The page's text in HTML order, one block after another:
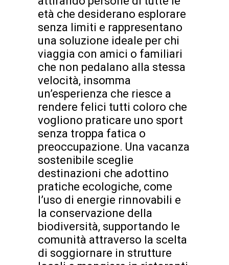
età che desiderano esplorare
senza limiti e rappresentano
una soluzione ideale per chi
viaggia con amici o familiari
che non pedalano alla stessa
velocità, insomma
un’esperienza che riesce a
rendere felici tutti coloro che
vogliono praticare uno sport
senza troppa fatica o
preoccupazione. Una vacanza
sostenibile sceglie
destinazioni che adottino
pratiche ecologiche, come
l’uso di energie rinnovabili e
la conservazione della
biodiversità, supportando le
comunità attraverso la scelta
di soggiornare in strutture